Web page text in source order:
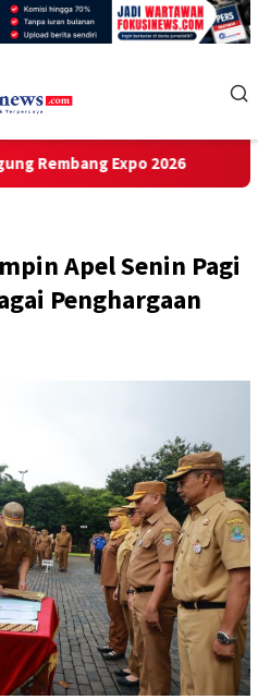
Expo 2026 GAMPNI
Apel Senin Pagi
Penghargaan